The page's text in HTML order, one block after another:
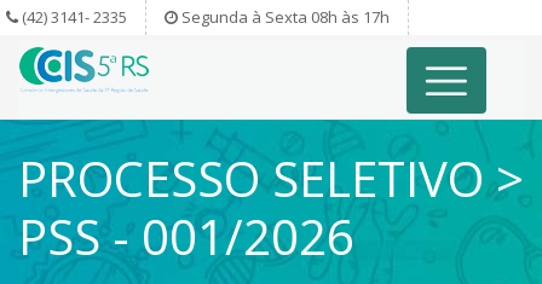
(42) 3141- 2335 Segunda à Sexta 08h às 17h
PROCESSO SELETIVO >
PSS - 001/2026